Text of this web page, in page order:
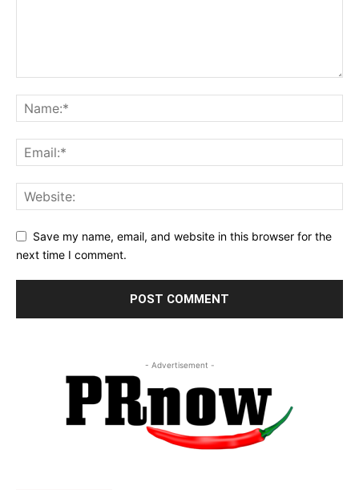
Save my name, email, and website in this browser for the
next time I comment.
- Advertisement -